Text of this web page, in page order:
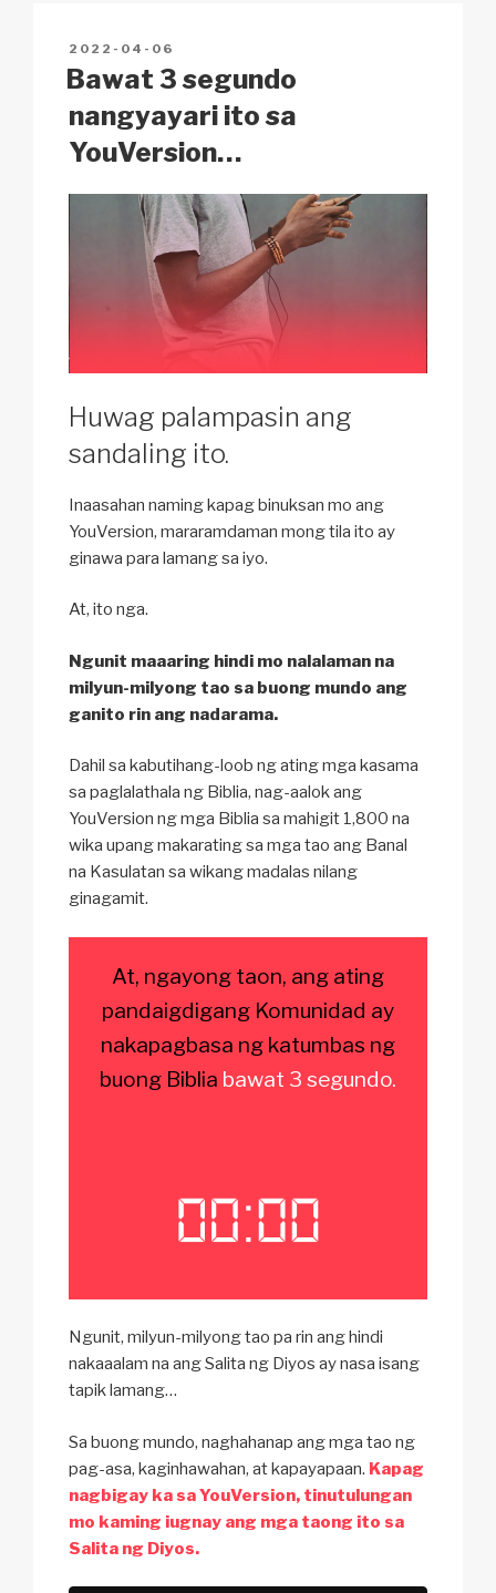
n
k
o
k
p
POSTED
ON
2022-04-06
Bawat 3 segundo
nangyayari ito sa
YouVersion…
Huwag palampasin ang
sandaling ito.
Inaasahan naming kapag binuksan mo ang
YouVersion, mararamdaman mong tila ito ay
ginawa para lamang sa iyo.
At, ito nga.
Ngunit maaaring hindi mo nalalaman na
milyun-milyong tao sa buong mundo ang
ganito rin ang nadarama.
Dahil sa kabutihang-loob ng ating mga kasama
sa paglalathala ng Biblia, nag-aalok ang
YouVersion ng mga Biblia sa mahigit 1,800 na
wika upang makarating sa mga tao ang Banal
na Kasulatan sa wikang madalas nilang
ginagamit.
At, ngayong taon, ang ating
pandaigdigang Komunidad ay
nakapagbasa ng katumbas ng
buong Biblia bawat 3 segundo.
Ngunit, milyun-milyong tao pa rin ang hindi
nakaaalam na ang Salita ng Diyos ay nasa isang
tapik lamang…
Sa buong mundo, naghahanap ang mga tao ng
pag-asa, kaginhawahan, at kapayapaan. Kapag
nagbigay ka sa YouVersion, tinutulungan
mo kaming iugnay ang mga taong ito sa
Salita ng Diyos.